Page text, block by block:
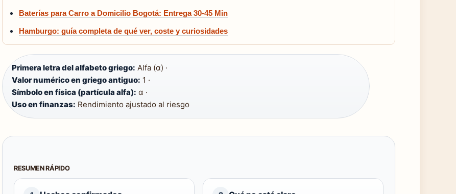
Baterías para Carro a Domicilio Bogotá: Entrega 30-45 Min
Hamburgo: guía completa de qué ver, coste y curiosidades
Primera letra del alfabeto griego: Alfa (α) ·
Valor numérico en griego antiguo: 1 ·
Símbolo en física (partícula alfa): α ·
Uso en finanzas: Rendimiento ajustado al riesgo
RESUMEN RÁPIDO